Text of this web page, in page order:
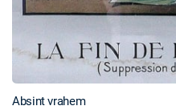
Absint vrahem